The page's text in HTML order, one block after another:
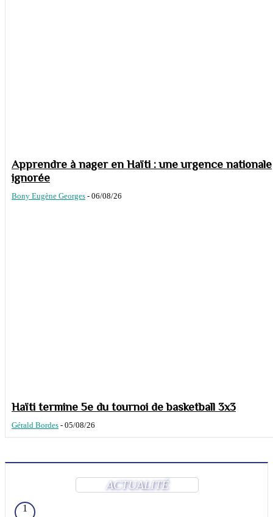
Apprendre à nager en Haïti : une urgence nationale
ignorée
Bony Eugène Georges - 06/08/26
Haïti termine 5e du tournoi de basketball 3x3
Gérald Bordes - 05/08/26
ACTUALITÉ
1